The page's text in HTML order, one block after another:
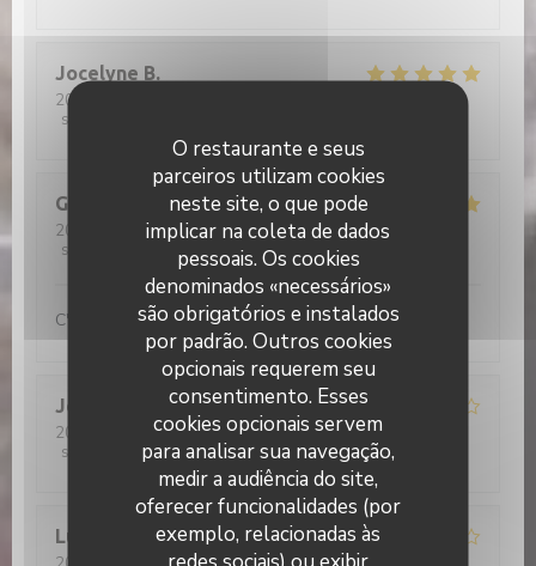
O restaurante e seus
parceiros utilizam cookies
neste site, o que pode
implicar na coleta de dados
pessoais. Os cookies
denominados «necessários»
são obrigatórios e instalados
por padrão. Outros cookies
opcionais requerem seu
consentimento. Esses
cookies opcionais servem
para analisar sua navegação,
medir a audiência do site,
oferecer funcionalidades (por
exemplo, relacionadas às
Jocelyne B
2026-05-27
service
Gérard
2026-05-26 - 12:30 - guests 2
service
ambience: 5/5 menu:5/5 quality_price
C'est beau de voir nos jeunes aux fourneaux...
Jean René
2026-05-26
- 12:30 - guests 2
service
/5 ambience:4/5 menu:4/5 quality_price
Lucrece